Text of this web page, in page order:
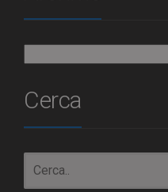
Cerca